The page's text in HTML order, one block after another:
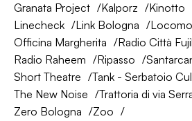
Granata Project
Kalporz Kinotto
Linecheck
Link Bologna
Officina Margherita
Radio Città
Radio Raheem
Ripasso
Short Theatre
Tank - Serbatoio
The New Noise
Trattoria di via
Zero Bologna
Zoo